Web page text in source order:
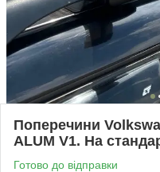
Поперечини
ALUM V1. На
Готово до відправки